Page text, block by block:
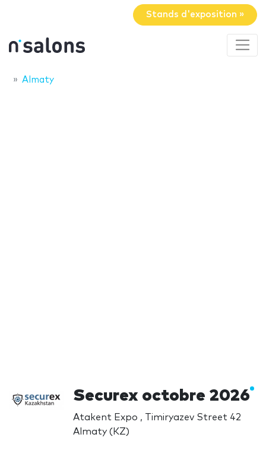
Stands d'exposition »
Almaty
Securex octobre 2026
Atakent Expo , Timiryazev Street 42
Almaty (KZ)